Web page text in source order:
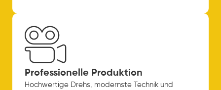
Professionelle Produktion
Hochwertige Drehs, modernste Technik und